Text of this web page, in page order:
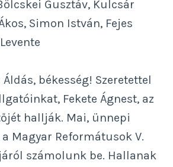
Gusztáv, Kulcsár
Simon István, Fejes
Áldás, békesség! Szeretettel
Fekete Ágnest, az
hallják. Mai, ünnepi
Magyar Reformátusok V.
számolunk be. Hallanak